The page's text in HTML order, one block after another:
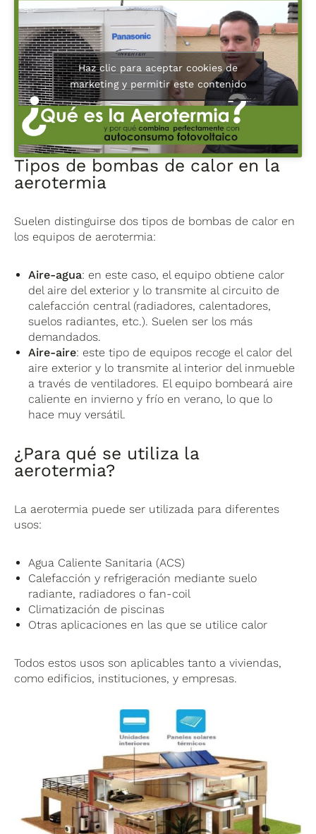
Haz clic para aceptar cookies de
marketing y permitir este contenido
Tipos de bombas de calor en la
aerotermia
Suelen distinguirse dos tipos de bombas de calor en
los equipos de aerotermia:
Aire-agua: en este caso, el equipo obtiene calor
del aire del exterior y lo transmite al circuito de
calefacción central (radiadores, calentadores,
suelos radiantes, etc.). Suelen ser los más
demandados.
Aire-aire: este tipo de equipos recoge el calor del
aire exterior y lo transmite al interior del inmueble
a través de ventiladores. El equipo bombeará aire
caliente en invierno y frío en verano, lo que lo
hace muy versátil.
¿Para qué se utiliza la
aerotermia?
La aerotermia puede ser utilizada para diferentes
usos:
Agua Caliente Sanitaria (ACS)
Calefacción y refrigeración mediante suelo
radiante, radiadores o fan-coil
Climatización de piscinas
Otras aplicaciones en las que se utilice calor
Todos estos usos son aplicables tanto a viviendas,
como edificios, instituciones, y empresas.